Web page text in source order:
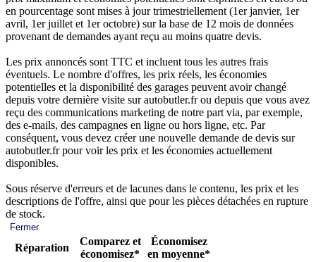
en pourcentage sont mises à jour trimestriellement (1er janvier, 1er
avril, 1er juillet et 1er octobre) sur la base de 12 mois de données
provenant de demandes ayant reçu au moins quatre devis.
Les prix annoncés sont TTC et incluent tous les autres frais
éventuels. Le nombre d'offres, les prix réels, les économies
potentielles et la disponibilité des garages peuvent avoir changé
depuis votre dernière visite sur autobutler.fr ou depuis que vous avez
reçu des communications marketing de notre part via, par exemple,
des e-mails, des campagnes en ligne ou hors ligne, etc. Par
conséquent, vous devez créer une nouvelle demande de devis sur
autobutler.fr pour voir les prix et les économies actuellement
disponibles.
Sous réserve d'erreurs et de lacunes dans le contenu, les prix et les
descriptions de l'offre, ainsi que pour les pièces détachées en rupture
de stock.
Fermer
Réparation
Comparez et
économisez*
Économisez
en moyenne*